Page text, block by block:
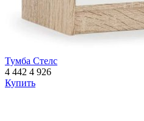
Тумба Стелс
4 442 4 926
Купить